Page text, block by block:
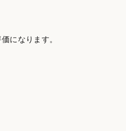
価になります。